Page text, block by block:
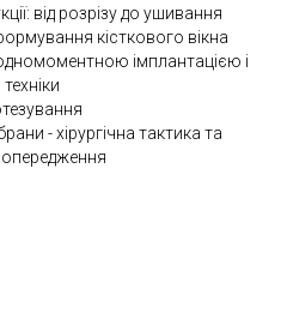
від розрізу до ушивання
кісткового вікна
імплантацією і
- хірургічна тактика та